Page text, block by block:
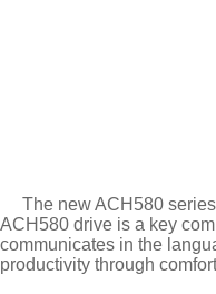
The new ACH580 series
ACH580 drive is a key
communicates in the
productivity through